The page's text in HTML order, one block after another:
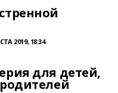
2019, 18:34
для детей,